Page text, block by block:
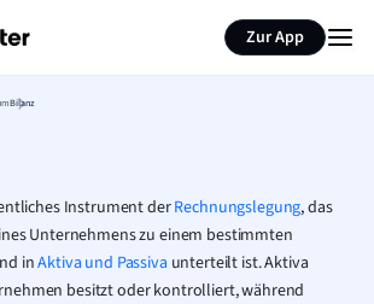
Zur App
Bilanz
Instrument derRechnungslegung, das
Unternehmens zu einem bestimmten
inAktiva und Passiva unterteilt ist. Aktiva
besitzt oder kontrolliert, während